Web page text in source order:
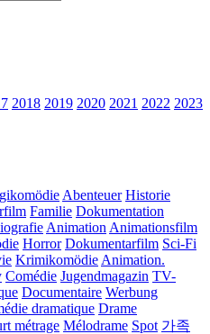
2018 2019 2020 2021 2022 2023
Abenteuer Historie
Familie Dokumentation
Animation Animationsfilm
Horror Dokumentarfilm Sci-Fi
Krimikomödie Animation.
Comédie Jugendmagazin TV-
Documentaire Werbung
dramatique Drame
métrage Mélodrame Spot 가족